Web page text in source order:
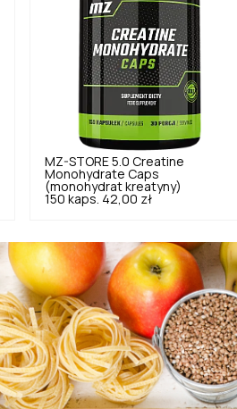
MZ-STORE 5.0 Creatine
Monohydrate Caps
(monohydrat kreatyny)
150 kaps. 42,00 zł